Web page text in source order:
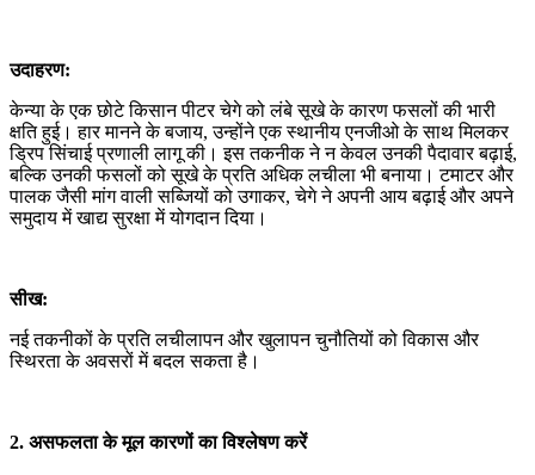
उदाहरण:
केन्या के एक छोटे किसान पीटर चेगे को लंबे सूखे के कारण फसलों की भारी
क्षति हुई। हार मानने के बजाय, उन्होंने एक स्थानीय एनजीओ के साथ मिलकर
ड्रिप सिंचाई प्रणाली लागू की। इस तकनीक ने न केवल उनकी पैदावार बढ़ाई,
बल्कि उनकी फसलों को सूखे के प्रति अधिक लचीला भी बनाया। टमाटर और
पालक जैसी मांग वाली सब्जियों को उगाकर, चेगे ने अपनी आय बढ़ाई और अपने
समुदाय में खाद्य सुरक्षा में योगदान दिया।
सीख:
नई तकनीकों के प्रति लचीलापन और खुलापन चुनौतियों को विकास और
स्थिरता के अवसरों में बदल सकता है।
2. असफलता के मूल कारणों का विश्लेषण करें